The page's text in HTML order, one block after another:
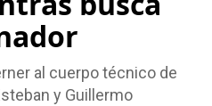
al cuerpo técnico de
y Guillermo